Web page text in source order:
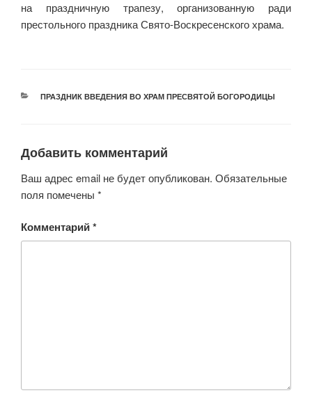
на праздничную трапезу, организованную ради
престольного праздника Свято-Воскресенского храма.
РУБРИКИ
ПРАЗДНИК ВВЕДЕНИЯ ВО ХРАМ ПРЕСВЯТОЙ БОГОРОДИЦЫ
Добавить комментарий
Ваш адрес email не будет опубликован. Обязательные
поля помечены *
Комментарий*